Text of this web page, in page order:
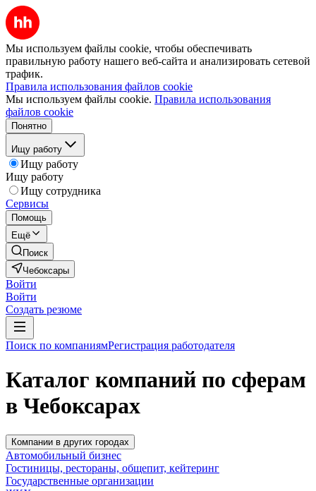
Мы используем файлы cookie, чтобы обеспечивать
правильную работу нашего веб-сайта и анализировать сетевой
трафик.
Правила использования файлов cookie
Мы используем файлы cookie. Правила использования
файлов cookie
Понятно
Ищу работу
Ищу работу
Ищу работу
Ищу сотрудника
Сервисы
Помощь
Ещё
Поиск
Чебоксары
Войти
Войти
Создать резюме
Поиск по компаниямРегистрация работодателя
Каталог компаний по сферам
в Чебоксарах
Компании в других городах
Автомобильный бизнес
Гостиницы, рестораны, общепит, кейтеринг
Государственные организации